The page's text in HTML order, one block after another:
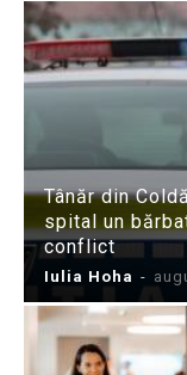
Tânăr din
spital un
conflict
Iulia Hoha -